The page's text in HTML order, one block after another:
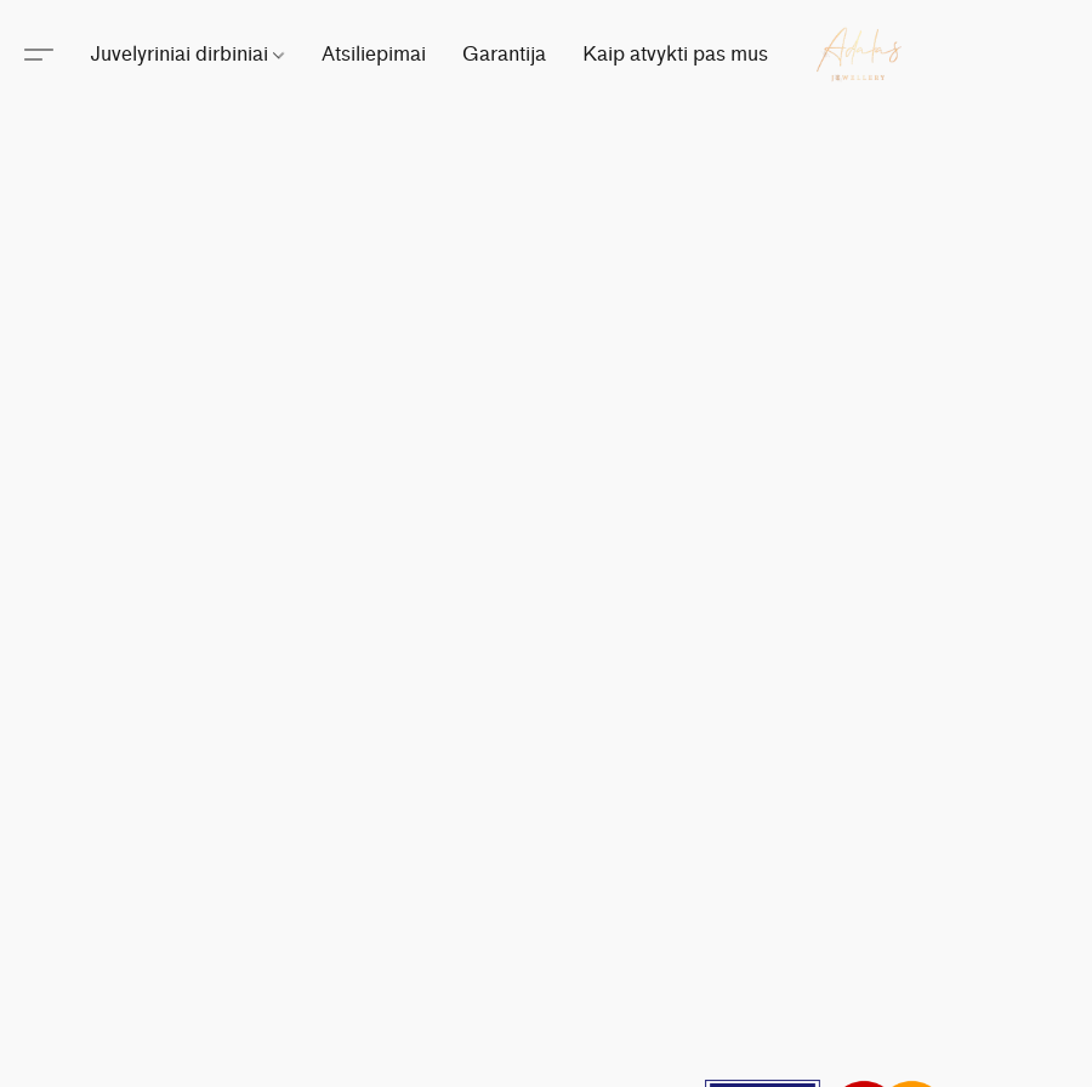
Juvelyriniai dirbiniai Atsiliepimai Garantija Kaip atvykti pas mus